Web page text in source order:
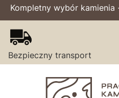
Kompletny wybór
Bezpieczny transport